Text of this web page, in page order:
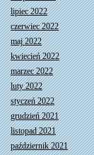
lipiec 2022
czerwiec 2022
maj 2022
kwiecień 2022
marzec 2022
luty 2022
styczeń 2022
grudzień 2021
listopad 2021
październik 2021